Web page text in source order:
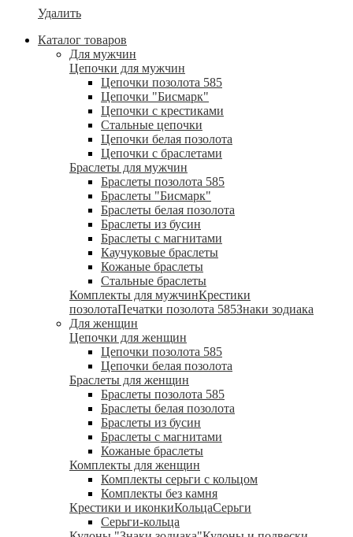
Удалить
Каталог товаров
Для мужчин
Цепочки для мужчин
Цепочки позолота 585
Цепочки "Бисмарк"
Цепочки с крестиками
Стальные цепочки
Цепочки белая позолота
Цепочки с браслетами
Браслеты для мужчин
Браслеты позолота 585
Браслеты "Бисмарк"
Браслеты белая позолота
Браслеты из бусин
Браслеты с магнитами
Каучуковые браслеты
Кожаные браслеты
Стальные браслеты
Комплекты для мужчинКрестики
позолотаПечатки позолота 585Знаки зодиака
Для женщин
Цепочки для женщин
Цепочки позолота 585
Цепочки белая позолота
Браслеты для женщин
Браслеты позолота 585
Браслеты белая позолота
Браслеты из бусин
Браслеты с магнитами
Кожаные браслеты
Комплекты для женщин
Комплекты серьги с кольцом
Комплекты без камня
Крестики и иконкиКольцаСерьги
Серьги-кольца